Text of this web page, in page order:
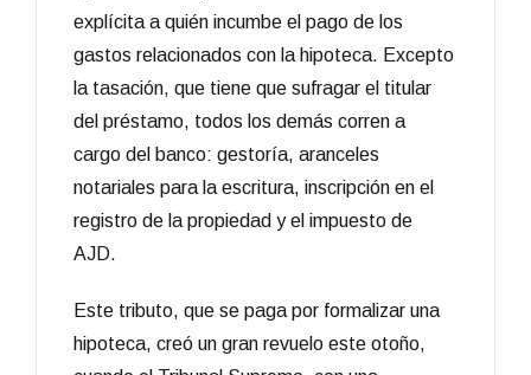
explícita a quién incumbe el pago de los
gastos relacionados con la hipoteca. Excepto
la tasación, que tiene que sufragar el titular
del préstamo, todos los demás corren a
cargo del banco: gestoría, aranceles
notariales para la escritura, inscripción en el
registro de la propiedad y el impuesto de
AJD.
Este tributo, que se paga por formalizar una
hipoteca, creó un gran revuelo este otoño,